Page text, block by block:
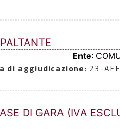
Ente:
di aggiudicazione: 23-
DI GARA (IVA